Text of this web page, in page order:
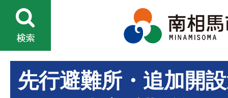
先行避難所・追加開